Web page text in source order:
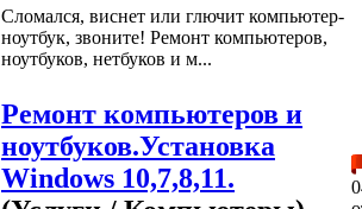
Сломался, виснет или глючит компьютер-
ноутбук, звоните! Ремонт компьютеров,
ноутбуков, нетбуков и м...
Ремонт компьютеров и
ноутбуков.Установка
Windows 10,7,8,11.